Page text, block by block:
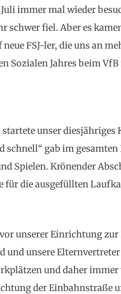
immer mal wieder
schwer fiel. Aber es
FSJ-ler, die uns an
Sozialen Jahres beim
unser
schnell“ gab im
Spielen. Krönender
für die ausgefüllten
unserer Einrichtung
und unsere
und daher
der Einbahnstraße